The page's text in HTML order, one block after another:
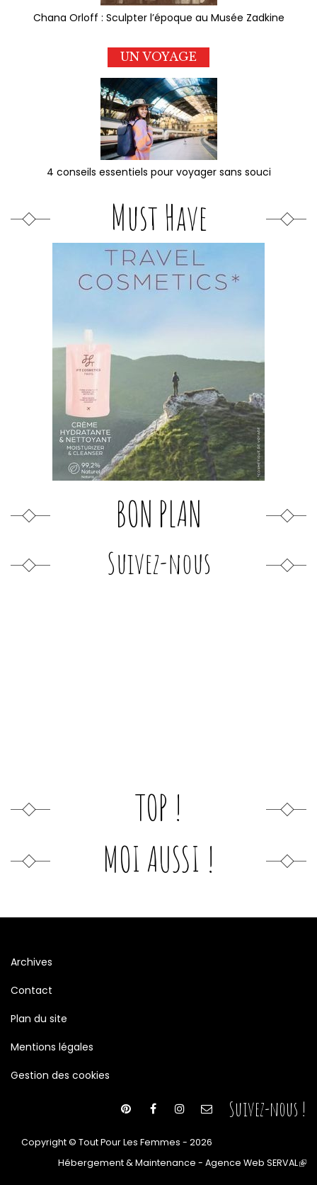
Chana Orloff : Sculpter l’époque au Musée Zadkine
UN VOYAGE
4 conseils essentiels pour voyager sans souci
Must Have
BON PLAN
Suivez-nous
TOP !
MOI AUSSI !
Archives
Contact
Plan du site
Mentions légales
Gestion des cookies
Suivez-nous !
Copyright © Tout Pour Les Femmes - 2026
Hébergement & Maintenance - Agence Web SERVAL(le